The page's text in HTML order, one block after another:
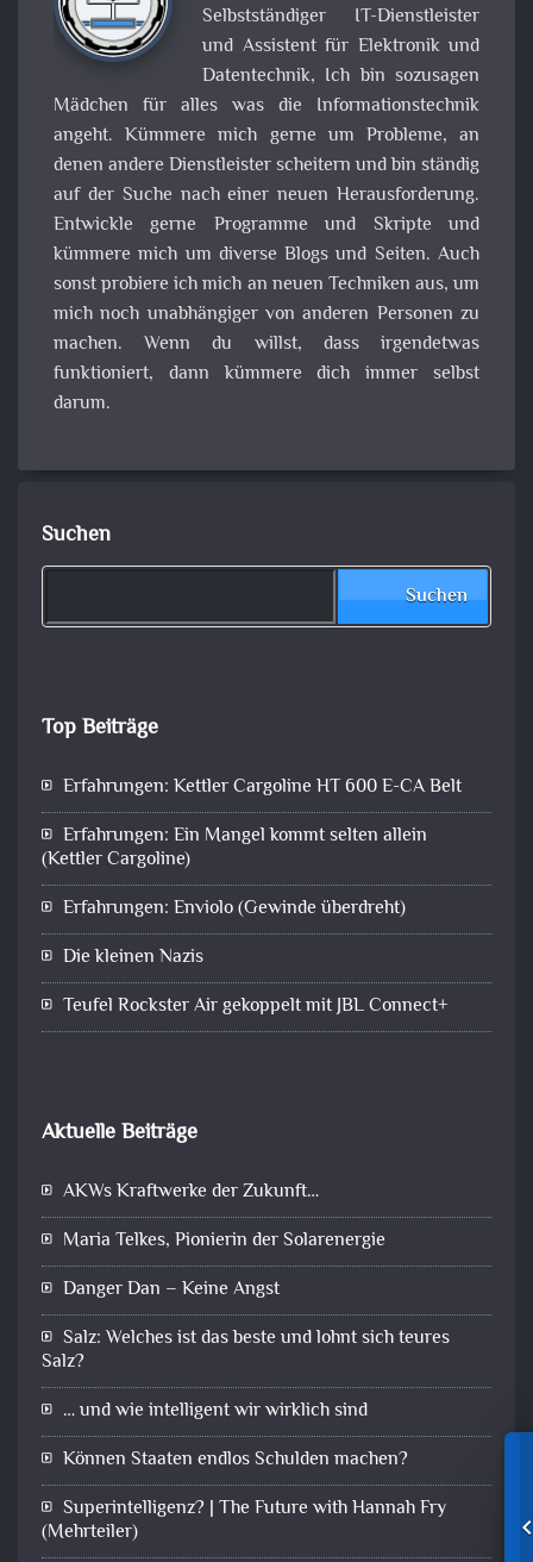
Selbstständiger IT-Dienstleister
und Assistent für Elektronik und
Datentechnik, Ich bin sozusagen
Mädchen für alles was die Informationstechnik
angeht. Kümmere mich gerne um Probleme, an
denen andere Dienstleister scheitern und bin ständig
auf der Suche nach einer neuen Herausforderung.
Entwickle gerne Programme und Skripte und
kümmere mich um diverse Blogs und Seiten. Auch
sonst probiere ich mich an neuen Techniken aus, um
mich noch unabhängiger von anderen Personen zu
machen. Wenn du willst, dass irgendetwas
funktioniert, dann kümmere dich immer selbst
darum.
Suchen
Suchen
Top Beiträge
Erfahrungen: Kettler Cargoline HT 600 E-CA Belt
Erfahrungen: Ein Mangel kommt selten allein
(Kettler Cargoline)
Erfahrungen: Enviolo (Gewinde überdreht)
Die kleinen Nazis
Teufel Rockster Air gekoppelt mit JBL Connect+
Aktuelle Beiträge
AKWs Kraftwerke der Zukunft…
Maria Telkes, Pionierin der Solarenergie
Danger Dan – Keine Angst
Salz: Welches ist das beste und lohnt sich teures
Salz?
… und wie intelligent wir wirklich sind
Können Staaten endlos Schulden machen?
Superintelligenz? | The Future with Hannah Fry
(Mehrteiler)